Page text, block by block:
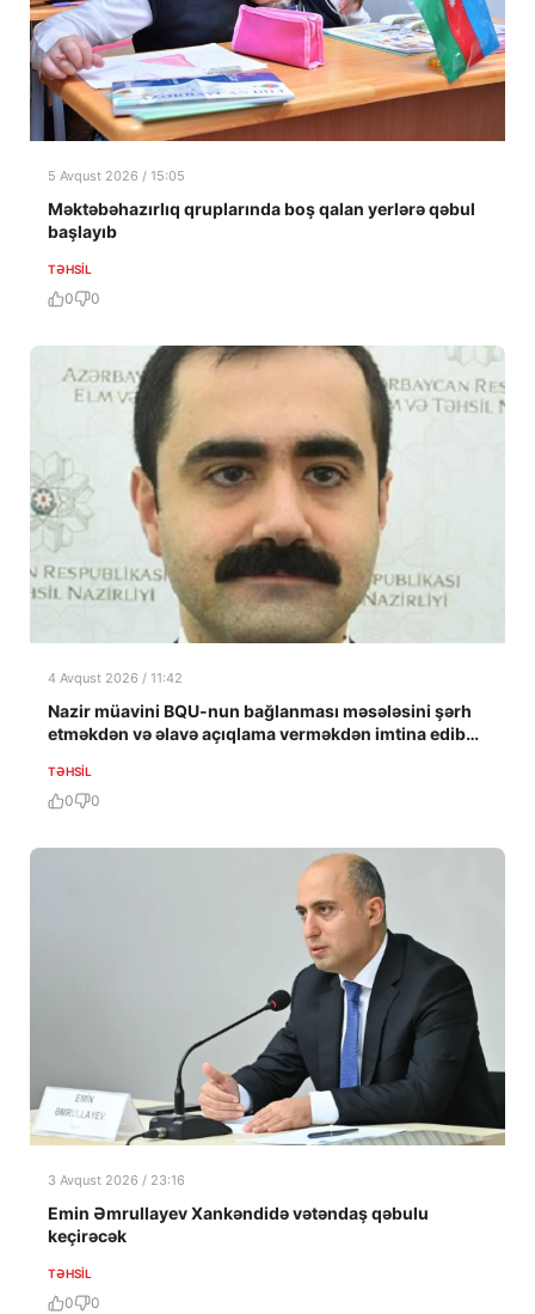
5 Avqust 2026 / 15:05
Məktəbəhazırlıq qruplarında boş qalan yerlərə qəbul
başlayıb
TƏHSIL
0 0
4 Avqust 2026 / 11:42
Nazir müavini BQU-nun bağlanması məsələsini şərh
etməkdən və əlavə açıqlama verməkdən imtina edib…
TƏHSIL
0 0
3 Avqust 2026 / 23:16
Emin Əmrullayev Xankəndidə vətəndaş qəbulu
keçirəcək
TƏHSIL
0 0